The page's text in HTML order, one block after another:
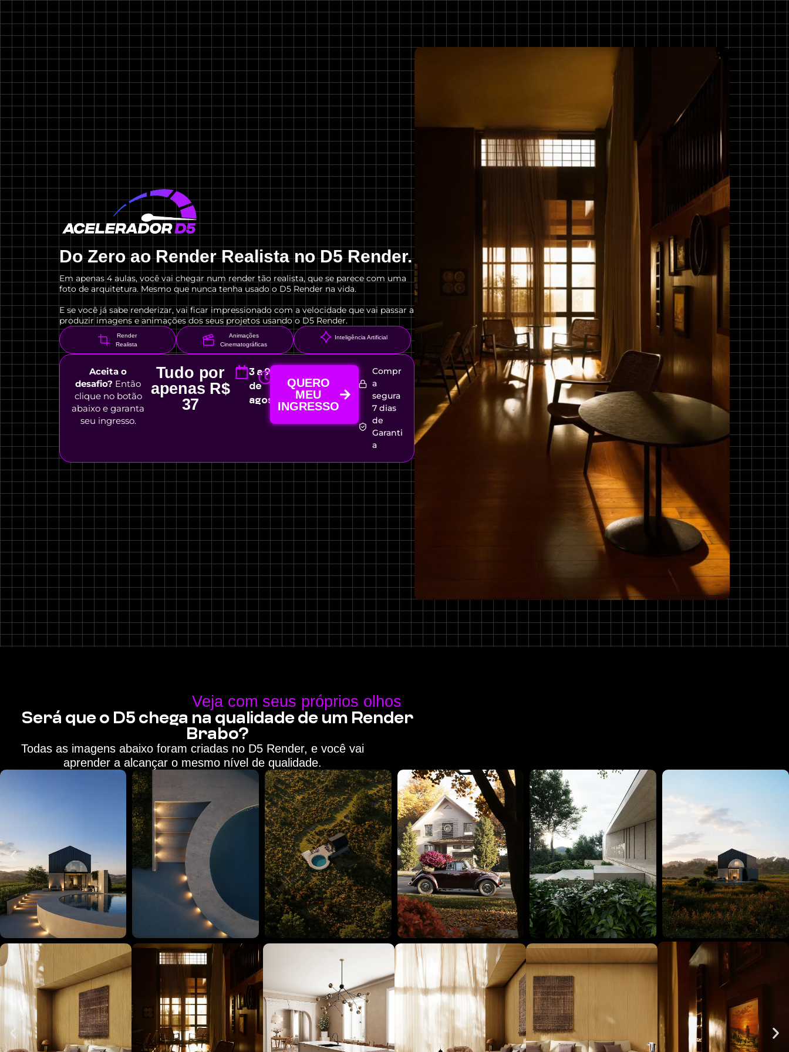
Do Zero ao Render Realista no D5 Render.
Em apenas 4 aulas, você vai chegar num render tão realista, que se parece com uma
foto de arquitetura. Mesmo que nunca tenha usado o D5 Render na vida.
E se você já sabe renderizar, vai ficar impressionado com a velocidade que vai passar a
produzir imagens e animações dos seus projetos usando o D5 Render.
Render
Realista
Animações
Cinematográficas
Inteligência Artificial
Aceita o
desafio? Então
clique no botão
abaixo e garanta
seu ingresso.
Tudo por
apenas R$
37
3 a 9
de
agosto
07hQUERO
MEU
INGRESSO
Compr
a
segura
7 dias
de
Garanti
a
Veja com seus próprios olhos
Será que o D5 chega na qualidade de um Render
Brabo?
Todas as imagens abaixo foram criadas no D5 Render, e você vai
aprender a alcançar o mesmo nível de qualidade.